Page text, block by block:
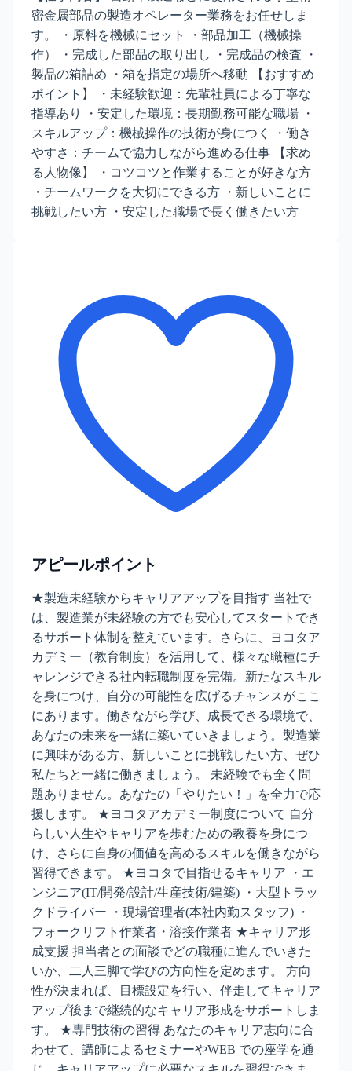
密金属部品の製造オペレーター業務をお任せしま
す。 ・原料を機械にセット ・部品加工（機械操
作） ・完成した部品の取り出し ・完成品の検査 ・
製品の箱詰め ・箱を指定の場所へ移動 【おすすめ
ポイント】 ・未経験歓迎：先輩社員による丁寧な
指導あり ・安定した環境：長期勤務可能な職場 ・
スキルアップ：機械操作の技術が身につく ・働き
やすさ：チームで協力しながら進める仕事 【求め
る人物像】 ・コツコツと作業することが好きな方
・チームワークを大切にできる方 ・新しいことに
挑戦したい方 ・安定した職場で長く働きたい方
アピールポイント
★製造未経験からキャリアアップを目指す 当社で
は、製造業が未経験の方でも安心してスタートでき
るサポート体制を整えています。さらに、ヨコタア
カデミー（教育制度）を活用して、様々な職種にチ
ャレンジできる社内転職制度を完備。新たなスキル
を身につけ、自分の可能性を広げるチャンスがここ
にあります。働きながら学び、成長できる環境で、
あなたの未来を一緒に築いていきましょう。製造業
に興味がある方、新しいことに挑戦したい方、ぜひ
私たちと一緒に働きましょう。 未経験でも全く問
題ありません。あなたの「やりたい！」を全力で応
援します。 ★ヨコタアカデミー制度について 自分
らしい人生やキャリアを歩むための教養を身につ
け、さらに自身の価値を高めるスキルを働きながら
習得できます。 ★ヨコタで目指せるキャリア ・エ
ンジニア(IT/開発/設計/生産技術/建築) ・大型トラッ
クドライバー ・現場管理者(本社内勤スタッフ) ・
フォークリフト作業者・溶接作業者 ★キャリア形
成支援 担当者との面談でどの職種に進んでいきた
いか、二人三脚で学びの方向性を定めます。 方向
性が決まれば、目標設定を行い、伴走してキャリア
アップ後まで継続的なキャリア形成をサポートしま
す。 ★専門技術の習得 あなたのキャリア志向に合
わせて、講師によるセミナーやWEB での座学を通